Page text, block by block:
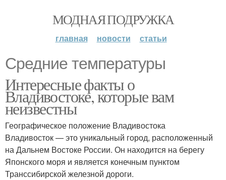
МОДНАЯ ПОДРУЖКА
главная новости статьи
Средние температуры
Интересные факты о
Владивостоке, которые вам
неизвестны
Географическое положение Владивостока
Владивосток — это уникальный город, расположенный
на Дальнем Востоке России. Он находится на берегу
Японского моря и является конечным пунктом
Транссибирской железной дороги.